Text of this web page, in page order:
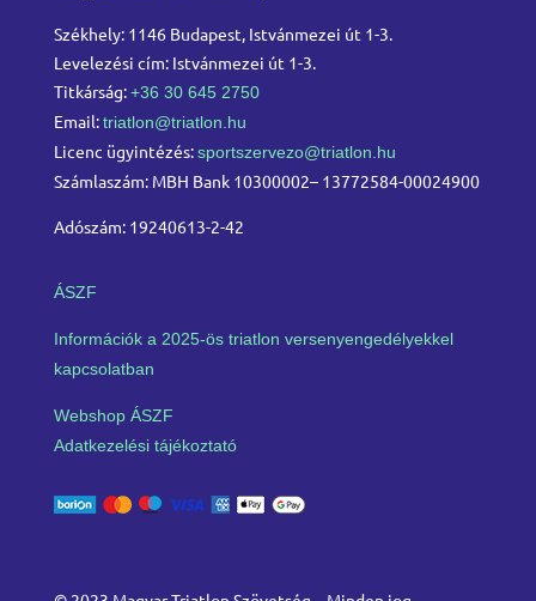
Székhely: 1146 Budapest, Istvánmezei út 1-3.
Levelezési cím: Istvánmezei út 1-3.
Titkárság:+36 30 645 2750
Email:triatlon@triatlon.hu
Licenc ügyintézés:sportszervezo@triatlon.hu
Számlaszám: MBH Bank 10300002– 13772584-00024900
Adószám: 19240613-2-42
ÁSZF
Információk a 2025-ös triatlon versenyengedélyekkel
kapcsolatban
Webshop ÁSZF
Adatkezelési tájékoztató